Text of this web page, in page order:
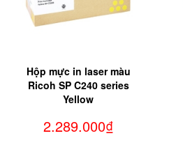
Hộp mực in laser màu
Ricoh SP C240 series
Yellow
2.289.000₫